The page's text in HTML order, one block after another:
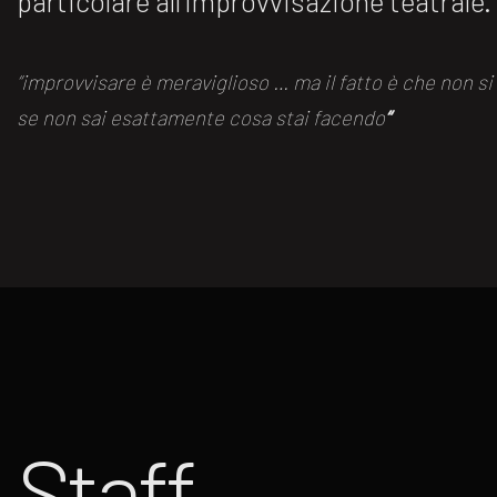
“improvvisare è meraviglioso … ma il fatto è che non
se non sai esattamente cosa stai facendo“